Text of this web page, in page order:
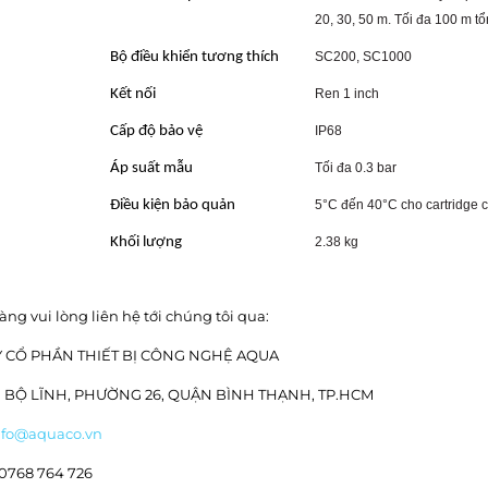
20, 30, 50 m. Tối đa 100 m
Bộ điều khiển tương thích SC200, SC1000
Kết nối Ren 1 inch
Cấp độ bảo vệ IP68
Áp suất mẫu Tối đa 0.3 bar
Điều kiện bảo quản 5°C đến 40°C cho cartridge
Khối lượng 2.38 kg
vui lòng liên hệ tới chúng tôi qua:
CỔ PHẦN THIẾT BỊ CÔNG NGHỆ AQUA
BỘ LĨNH, PHƯỜNG 26, QUẬN BÌNH THẠNH, TP.HCM
764 726